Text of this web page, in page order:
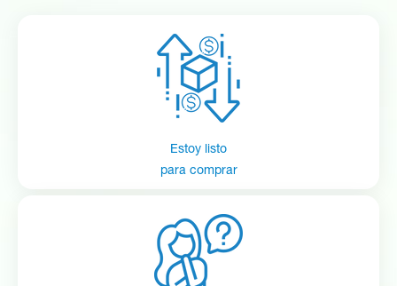
Estoy listo
para comprar